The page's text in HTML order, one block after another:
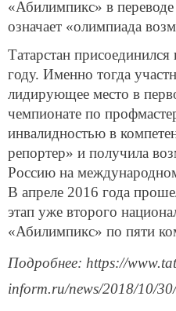
«Абилимпикс» в переводе
означает «олимпиада
Татарстан
году. Именно тогда
лидирующее место в
чемпионате по
инвалидностью в
репортер» и получила
Россию на
В апреле 2016 года
этап уже второго
«Абилимпикс» по пяти
Подробнее: https://
inform.ru/news/2018/10/